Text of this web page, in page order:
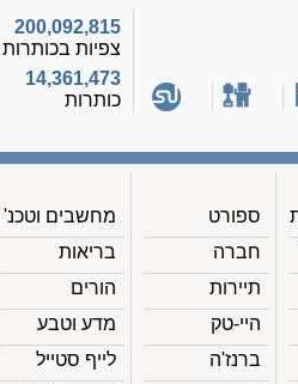
200,092,815
צפיות בכותרות
14,361,473
כותרות
ספורט
חברה
תיירות
היי-טק
ברנז'ה
מחשבים וטכנ'
בריאות
הורים
מדע וטבע
לייף סטייל